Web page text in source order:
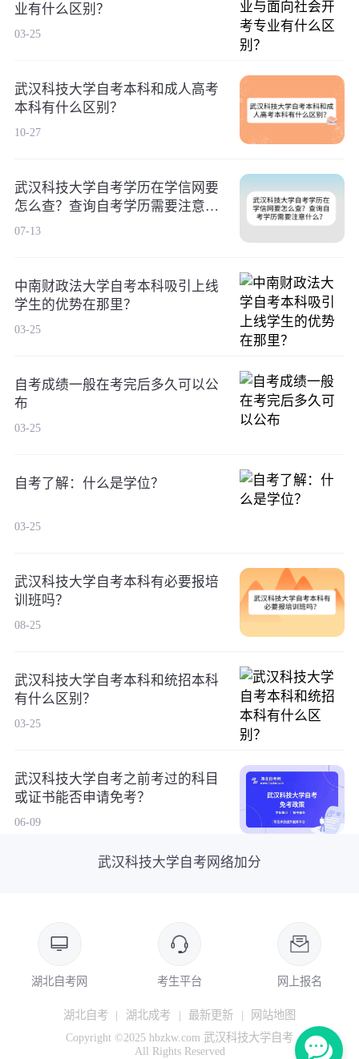
业有什么区别？
03-25
武汉科技大学自考本科和成人高考
本科有什么区别？
10-27
武汉科技大学自考​学历在学信网要
怎么查？查询自考学历需要注意什
么？
07-13
中南财政法大学自考本科吸引上线
学生的优势在那里？
03-25
自考成绩一般在考完后多久可以公
布
03-25
自考了解：什么是学位？
03-25
武汉科技大学自考本科有必要报培
训班吗？
08-25
武汉科技大学自考本科和统招本科
有什么区别？
03-25
武汉科技大学自考之前考过的科目
或证书能否申请免考？
06-09
武汉科技大学自考网络加分
湖北自考网 考生平台 网上报名
湖北自考 | 湖北成考 | 最新更新 |
网站地图
Copyright ©2025 hbzkw.com 武汉科技大学自考
All Rights Reserved